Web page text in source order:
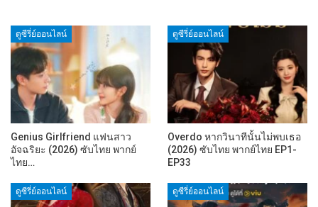
ดูซีรี่ย์ออนไลน์
Genius Girlfriend แฟนสาว
อัจฉริยะ (2026) ซับไทย พากย์
ไทย…
ดูซีรี่ย์ออนไลน์
Overdo หากวินาทีนั้นไม่พบเธอ
(2026) ซับไทย พากย์ไทย EP1-
EP33
ดูซีรี่ย์ออนไลน์ ดูซีรี่ย์ออนไลน์